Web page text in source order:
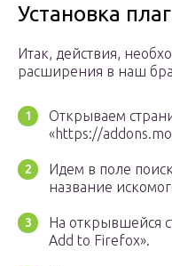
Установка
Итак, действия,
расширения в наш
Открываем
«https://
Идем в поле
название
На открывшейся
Add to Firefox».